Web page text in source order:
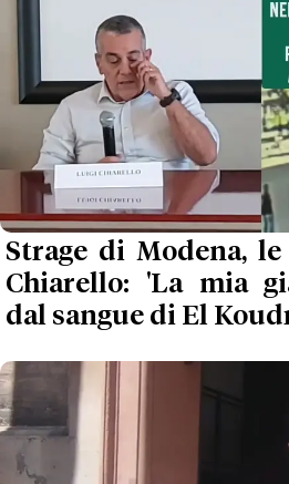
Strage di Modena,
Chiarello: 'La mia
dal sangue di El